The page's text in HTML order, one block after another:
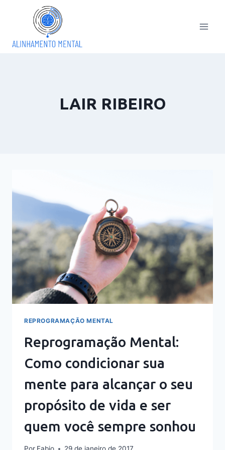
Conteúdo
LAIR RIBEIRO
REPROGRAMAÇÃO MENTAL
Reprogramação Mental:
Como condicionar sua
mente para alcançar o seu
propósito de vida e ser
quem você sempre sonhou